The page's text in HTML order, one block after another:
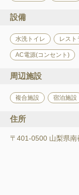
設備
水洗トイレ レスト
AC電源(コンセント)
周辺施設
複合施設 宿泊施設
住所
〒401-0500 山梨県